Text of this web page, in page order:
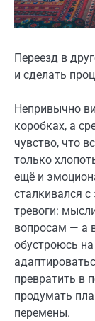
Переезд в
и сделать
Непривычно
коробках, а
чувство, что
только
ещё и
сталкивался с
тревоги:
вопросам — а
обустроюсь
превратить в
продумать
перемены.